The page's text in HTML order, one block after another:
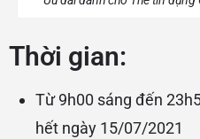
Thời gian:
Từ 9h00 sáng đến
hết ngày 15/07/2021